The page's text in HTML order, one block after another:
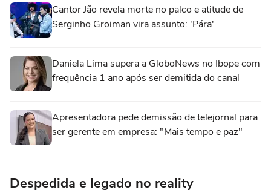
Cantor Jão revela morte no palco e atitude de
Serginho Groiman vira assunto: 'Pára'
Daniela Lima supera a GloboNews no Ibope com
frequência 1 ano após ser demitida do canal
Apresentadora pede demissão de telejornal para
ser gerente em empresa: "Mais tempo e paz"
Despedida e legado no reality